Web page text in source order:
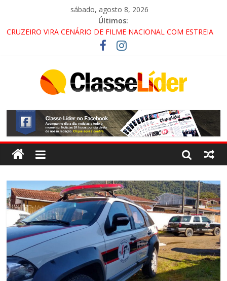
sábado, agosto 8, 2026
Últimos:
CRUZEIRO VIRA CENÁRIO DE FILME NACIONAL COM ESTREIA
PROMOTOR DO GAECO
ACESSO À APARECIDA NA DUTRA SERÁ BLOQUEADO NO FIM
ALTERNATIVAS
LORENA, PINDAMONHANGABA E QUELUZ NA RETA FINAL
PELA FÁBRICA DA COCA-COLA!